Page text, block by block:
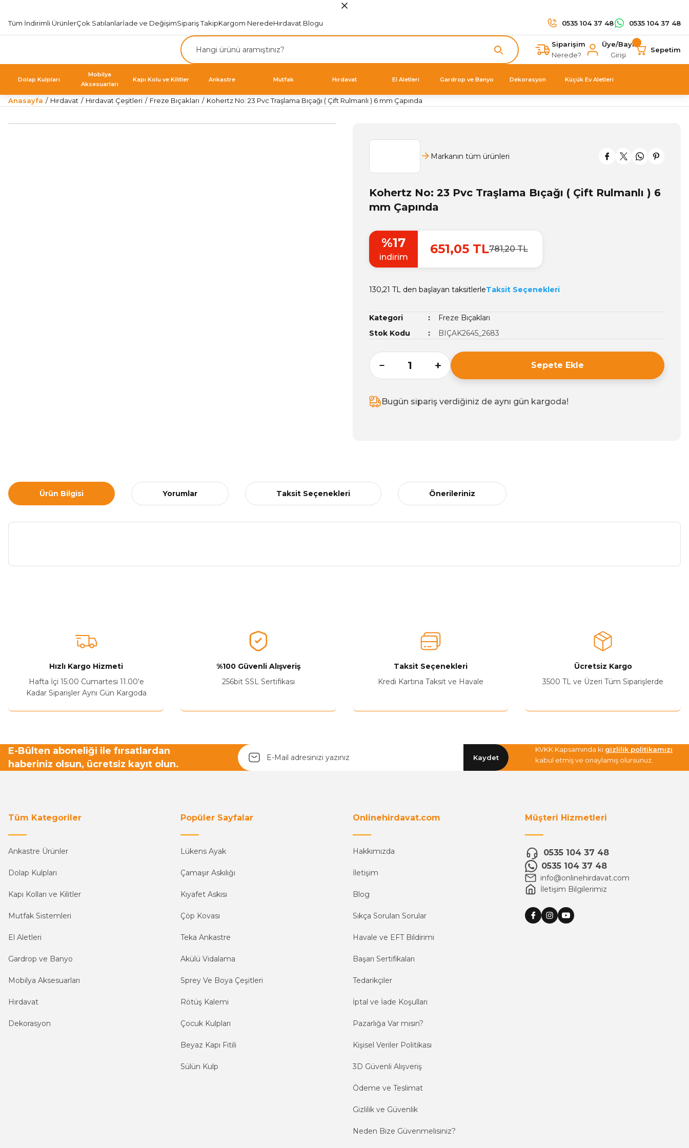
Tüm İndirimli ÜrünlerÇok Satılanlarİade ve DeğişimSipariş TakipKargom NeredeHırdavat Blogu 0535 104 37 48 0535 104 37 48
Siparişim
Nerede?
Üye/Bayi
Girişi
Sepetim
Dolap Kulpları
Mobilya
Aksesuarları
Kapı Kolu ve Kilitler Ankastre Mutfak Hırdavat El Aletleri Gardrop ve Banyo Dekorasyon Küçük Ev Aletleri
Anasayfa Hırdavat Hırdavat Çeşitleri Freze Bıçakları Kohertz No: 23 Pvc Traşlama Bıçağı ( Çift Rulmanlı ) 6 mm Çapında
Markanın tüm ürünleri
Kohertz No: 23 Pvc Traşlama Bıçağı ( Çift Rulmanlı ) 6
mm Çapında
%17
indirim
651,05 TL781,20 TL
130,21 TL den başlayan taksitlerleTaksit Seçenekleri
Kategori
Freze Bıçakları
Stok Kodu
BIÇAK2645_2683
Sepete Ekle
Bugün sipariş verdiğiniz de aynı gün kargoda!
Ürün Bilgisi Yorumlar Taksit Seçenekleri Önerileriniz
Ürün açıklamasında eksik bilgiler bulunuyor.
Bu ürüne benzer farklı alternatifler olmalı.
Yetkiliye Gönder
Hızlı Kargo Hizmeti
Hafta İçi 15:00 Cumartesi 11.00'e
Kadar Siparişler Aynı Gün Kargoda
%100 Güvenli Alışveriş
256bit SSL Sertifikası
Taksit Seçenekleri
Kredi Kartına Taksit ve Havale
Ücretsiz Kargo
3500 TL ve Üzeri Tüm Siparişlerde
E-Bülten aboneliği ile fırsatlardan
haberiniz olsun, ücretsiz kayıt olun.
Kaydet
KVKK Kapsamında ki gizlilik politikamızı
kabul etmiş ve onaylamış olursunuz.
Tüm Kategoriler
Ankastre Ürünler
Dolap Kulpları
Kapı Kolları ve Kilitler
Mutfak Sistemleri
El Aletleri
Gardrop ve Banyo
Mobilya Aksesuarları
Hırdavat
Dekorasyon
Popüler Sayfalar
Lükens Ayak
Çamaşır Askılığı
Kıyafet Askısı
Çöp Kovası
Teka Ankastre
Akülü Vidalama
Sprey Ve Boya Çeşitleri
Rötüş Kalemi
Çocuk Kulpları
Beyaz Kapı Fitili
Sülün Kulp
Onlinehirdavat.com
Hakkımızda
İletişim
Blog
Sıkça Sorulan Sorular
Havale ve EFT Bildirimi
Başarı Sertifikaları
Tedarikçiler
İptal ve İade Koşulları
Pazarlığa Var mısın?
Kişisel Veriler Politikası
3D Güvenli Alışveriş
Ödeme ve Teslimat
Gizlilik ve Güvenlik
Neden Bize Güvenmelisiniz?
Müşteri Hizmetleri
0535 104 37 48
0535 104 37 48
info@onlinehirdavat.com
İletişim Bilgilerimiz